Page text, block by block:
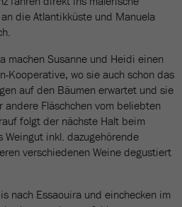
die Atlantikküste und Manuela
machen Susanne und Heidi einen
Kooperative, wo sie auch schon das
auf den Bäumen erwartet und sie
Fläschchen vom beliebten
folgt der nächste Halt beim
Weingut inkl. dazugehörende
verschiedenen Weine degustiert
nach Essaouira und einchecken im